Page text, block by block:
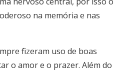
na memória e nas
fizeram uso de boas
o amor e o prazer. Além do